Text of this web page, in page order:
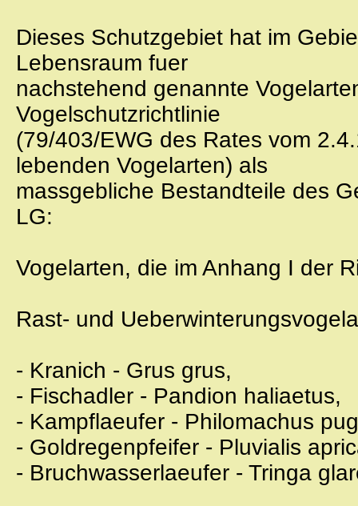
Dieses Schutzgebiet hat im
Lebensraum fuer
nachstehend genannte
Vogelschutzrichtlinie
(79/403/EWG des Rates vom
lebenden Vogelarten) als
massgebliche Bestandteile des
LG:
Vogelarten, die im Anhang I der
Rast- und
- Kranich - Grus grus,
- Fischadler - Pandion haliaetus,
- Kampflaeufer - Philomachus
- Goldregenpfeifer - Pluvialis
- Bruchwasserlaeufer - Tringa